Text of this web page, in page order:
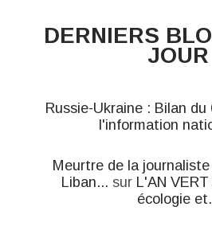
DERNIERS
JOUR
Russie-Ukraine : Bilan
l'information
Meurtre de la
Liban... sur L'AN
écologie